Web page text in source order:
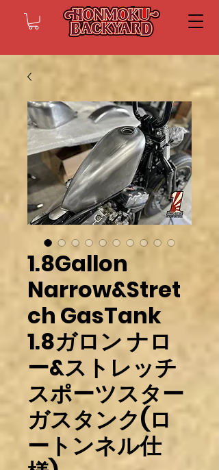
1.8Gallon
Narrow&Stret
ch GasTank
1.8ガロン ナロ
ー&ストレッチ
スポーツスター
ガスタンク(ロ
ートンネル仕